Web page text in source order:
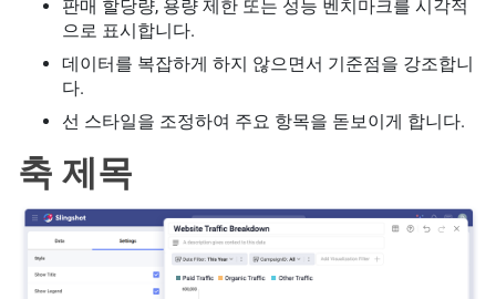
판매 할당량, 용량 제한 또는 성능 벤치마크를 시각적
으로 표시합니다.
데이터를 복잡하게 하지 않으면서 기준점을 강조합니
다.
선 스타일을 조정하여 주요 항목을 돋보이게 합니다.
축 제목